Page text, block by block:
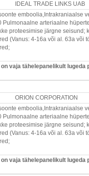
IDEAL TRADE LINKS UAB
emboolia,Intrakraniaalse
Pulmonaalne arteriaalne
proteesimise järgne seisund;
(Vanus: 4-16a või al. 63a või
;
vaja tähelepanelikult
ORION CORPORATION
emboolia,Intrakraniaalse
Pulmonaalne arteriaalne
proteesimise järgne seisund;
(Vanus: 4-16a või al. 63a või
;
vaja tähelepanelikult